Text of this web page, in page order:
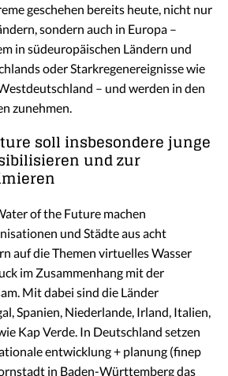
geschehen bereits heute, nicht nur
sondern auch in Europa –
in südeuropäischen Ländern und
oder Starkregenereignisse wie
– und werden in den
zunehmen.
soll insbesondere junge
und zur
of the Future machen
und Städte aus acht
auf die Themen virtuelles Wasser
im Zusammenhang mit der
Mit dabei sind die Länder
Spanien, Niederlande, Irland, Italien,
Kap Verde. In Deutschland setzen
entwicklung + planung (finep
in Baden-Württemberg das